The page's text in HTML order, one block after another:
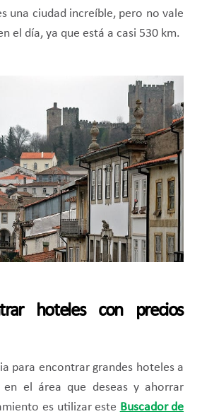
una ciudad increíble, pero no vale
el día, ya que está a casi 530 km.
hoteles con precios
para encontrar grandes hoteles a
en el área que deseas y ahorrar
es utilizar este Buscador de